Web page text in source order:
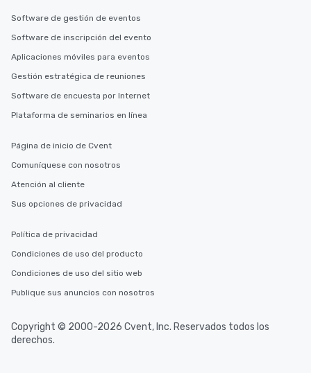
Software de gestión de eventos
Software de inscripción del evento
Aplicaciones móviles para eventos
Gestión estratégica de reuniones
Software de encuesta por Internet
Plataforma de seminarios en línea
Página de inicio de Cvent
Comuníquese con nosotros
Atención al cliente
Sus opciones de privacidad
Política de privacidad
Condiciones de uso del producto
Condiciones de uso del sitio web
Publique sus anuncios con nosotros
Copyright © 2000-2026 Cvent, Inc. Reservados todos los
derechos.